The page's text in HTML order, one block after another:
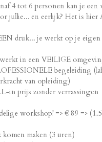
4 tot 6 personen kan je
jullie... en eerlijk? Het is hier
druk... je werkt op je eigen
in een VEILIGE
begeleiding
van opleiding)
in prijs zonder verrassingen
workshop! => € 89 =>
komen maken (3 uren)